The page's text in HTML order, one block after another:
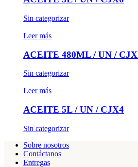
Sin categorizar
Leer más
ACEITE 480ML / UN /
Sin categorizar
Leer más
ACEITE 5L / UN / CJX4
Sin categorizar
Sobre nosotros
Contáctanos
Entregas